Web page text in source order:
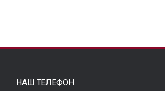
НАШ ТЕЛЕФОН